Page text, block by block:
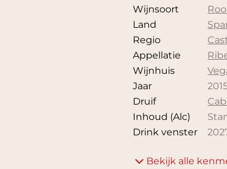
Wijnsoort
Land
Regio
Appellatie
Wijnhuis
Jaar
Druif
Inhoud (Alc)
Drink venster
Bekijk alle